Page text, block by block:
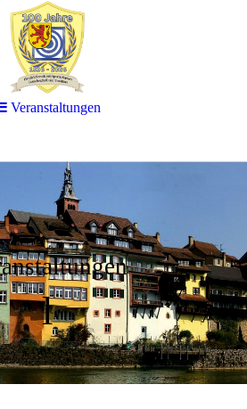
l
Veranstaltungen